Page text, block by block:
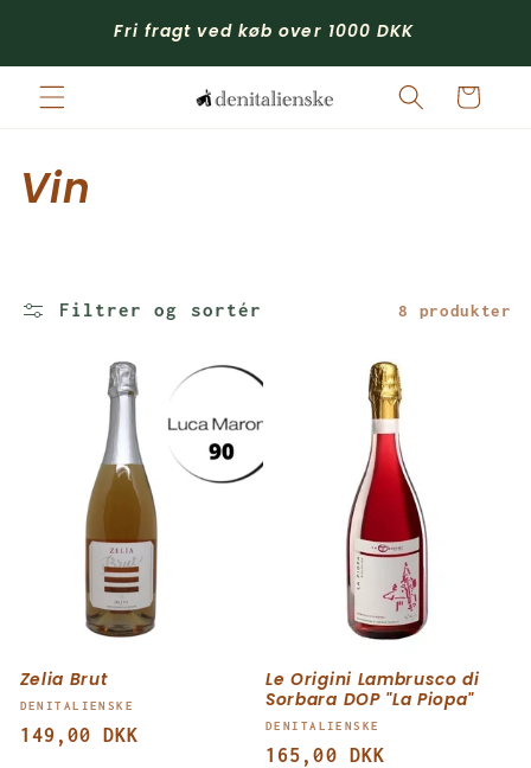
indholdFri fragt ved køb over 1000 DKK
Indkøbskurv
K
l
n
:
Vin
Filtrer og sortér 8 produkter
Zelia Brut
Forhandler:
DENITALIENSKE
Normalpris
149,00 DKK
Le Origini Lambrusco di
Sorbara DOP "La Piopa"
Forhandler:
DENITALIENSKE
Normalpris
165,00 DKK